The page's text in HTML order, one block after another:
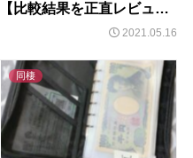
【比較結果を正直レビュ
2021.05.16
同棲